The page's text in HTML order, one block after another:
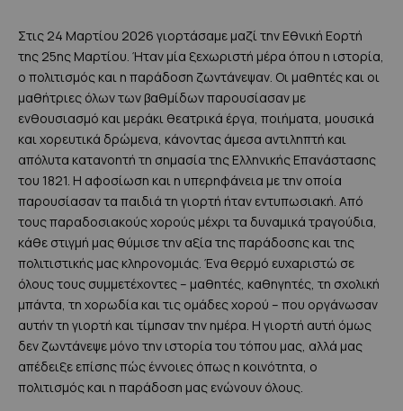
Στις 24 Μαρτίου 2026 γιορτάσαμε μαζί την Εθνική Εορτή
της 25ης Μαρτίου. Ήταν μία ξεχωριστή μέρα όπου η ιστορία,
ο πολιτισμός και η παράδοση ζωντάνεψαν. Οι μαθητές και οι
μαθήτριες όλων των βαθμίδων παρουσίασαν με
ενθουσιασμό και μεράκι θεατρικά έργα, ποιήματα, μουσικά
και χορευτικά δρώμενα, κάνοντας άμεσα αντιληπτή και
απόλυτα κατανοητή τη σημασία της Ελληνικής Επανάστασης
του 1821. Η αφοσίωση και η υπερηφάνεια με την οποία
παρουσίασαν τα παιδιά τη γιορτή ήταν εντυπωσιακή. Από
τους παραδοσιακούς χορούς μέχρι τα δυναμικά τραγούδια,
κάθε στιγμή μας θύμισε την αξία της παράδοσης και της
πολιτιστικής μας κληρονομιάς. Ένα θερμό ευχαριστώ σε
όλους τους συμμετέχοντες – μαθητές, καθηγητές, τη σχολική
μπάντα, τη χορωδία και τις ομάδες χορού – που οργάνωσαν
αυτήν τη γιορτή και τίμησαν την ημέρα. Η γιορτή αυτή όμως
δεν ζωντάνεψε μόνο την ιστορία του τόπου μας, αλλά μας
απέδειξε επίσης πώς έννοιες όπως η κοινότητα, ο
πολιτισμός και η παράδοση μας ενώνουν όλους.